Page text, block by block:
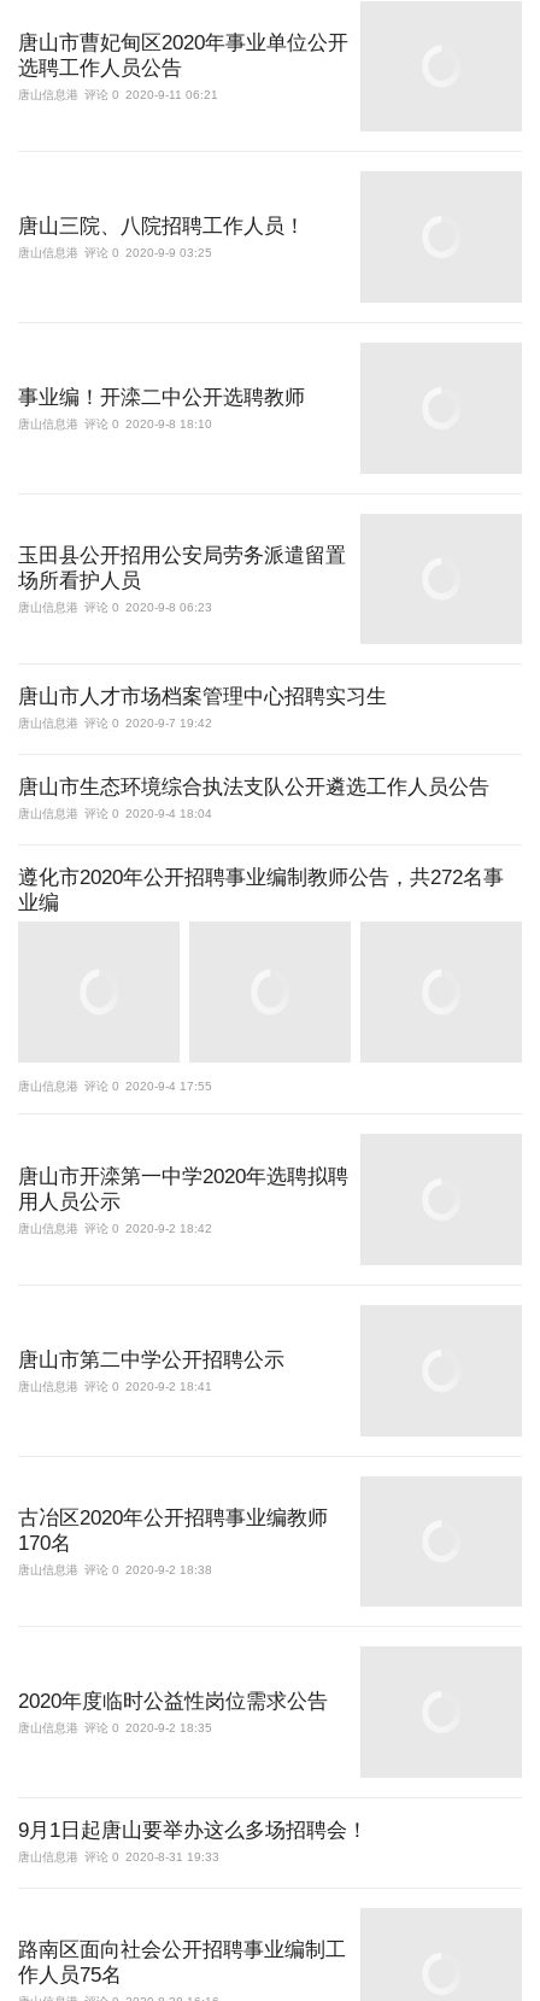
唐山市曹妃甸区2020年事业单位公开
选聘工作人员公告
唐山信息港 评论 0 2020-9-11 06:21
唐山三院、八院招聘工作人员！
唐山信息港 评论 0 2020-9-9 03:25
事业编！开滦二中公开选聘教师
唐山信息港 评论 0 2020-9-8 18:10
玉田县公开招用公安局劳务派遣留置
场所看护人员
唐山信息港 评论 0 2020-9-8 06:23
唐山市人才市场档案管理中心招聘实习生
唐山信息港 评论 0 2020-9-7 19:42
唐山市生态环境综合执法支队公开遴选工作人员公告
唐山信息港 评论 0 2020-9-4 18:04
遵化市2020年公开招聘事业编制教师公告，共272名事
业编
唐山信息港 评论 0 2020-9-4 17:55
唐山市开滦第一中学2020年选聘拟聘
用人员公示
唐山信息港 评论 0 2020-9-2 18:42
唐山市第二中学公开招聘公示
唐山信息港 评论 0 2020-9-2 18:41
古冶区2020年公开招聘事业编教师
170名
唐山信息港 评论 0 2020-9-2 18:38
2020年度临时公益性岗位需求公告
唐山信息港 评论 0 2020-9-2 18:35
9月1日起唐山要举办这么多场招聘会！
唐山信息港 评论 0 2020-8-31 19:33
路南区面向社会公开招聘事业编制工
作人员75名